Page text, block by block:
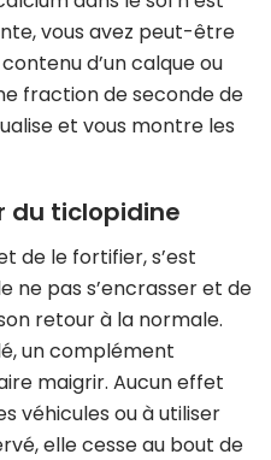
vous avez peut-être
d’un calque ou
fraction de seconde de
et vous montre les
du ticlopidine
de le fortifier, s’est
ne pas s’encrasser et de
retour à la normale.
un complément
maigrir. Aucun effet
véhicules ou à utiliser
elle cesse au bout de